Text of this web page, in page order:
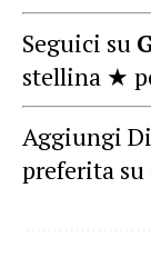
Seguici su
stellina ★
Aggiungi
preferita su